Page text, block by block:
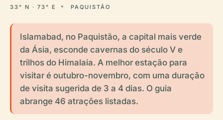
33° N · 73° E PAQUISTÃO
Islamabad, no Paquistão, a capital mais verde
da Ásia, esconde cavernas do século V e
trilhos do Himalaia. A melhor estação para
visitar é outubro-novembro, com uma duração
de visita sugerida de 3 a 4 dias. O guia
abrange 46 atrações listadas.